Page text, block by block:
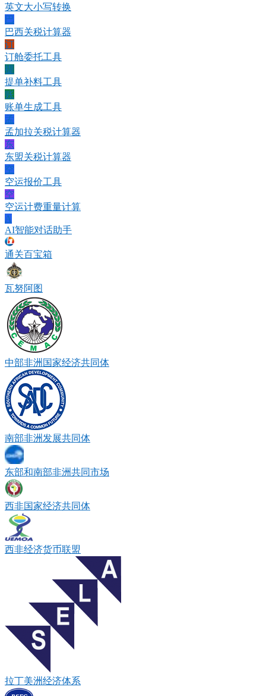
英文大小写转换
巴
巴西关税计算器
订
订舱委托工具
提
提单补料工具
账
账单生成工具
孟
孟加拉关税计算器
东
东盟关税计算器
空
空运报价工具
空
空运计费重量计算
A
AI智能对话助手
通关百宝箱
瓦努阿图
中部非洲国家经济共同体
南部非洲发展共同体
东部和南部非洲共同市场
西非国家经济共同体
西非经济货币联盟
拉丁美洲经济体系